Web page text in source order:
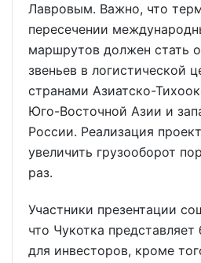
Лавровым. Важно, что
пересечении
маршрутов должен стать
звеньев в логистической
странами Азиатско-
Юго-Восточной Азии и
России. Реализация
увеличить грузооборот
раз.
Участники презентации
что Чукотка
для инвесторов, кроме